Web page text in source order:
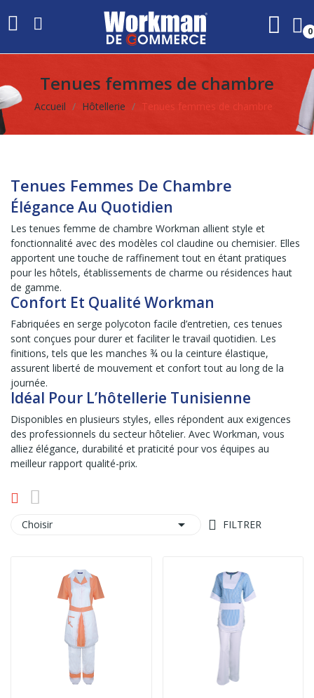
0
Tenues femmes de chambre
Accueil Hôtellerie Tenues femmes de chambre
Tenues Femmes De Chambre
Élégance Au Quotidien
Les tenues femme de chambre Workman allient style et
fonctionnalité avec des modèles col claudine ou chemisier. Elles
apportent une touche de raffinement tout en étant pratiques
pour les hôtels, établissements de charme ou résidences haut
de gamme.
Confort Et Qualité Workman
Fabriquées en serge polycoton facile d’entretien, ces tenues
sont conçues pour durer et faciliter le travail quotidien. Les
finitions, tels que les manches ¾ ou la ceinture élastique,
assurent liberté de mouvement et confort tout au long de la
journée.
Idéal Pour L’hôtellerie Tunisienne
Disponibles en plusieurs styles, elles répondent aux exigences
des professionnels du secteur hôtelier. Avec Workman, vous
alliez élégance, durabilité et praticité pour vos équipes au
meilleur rapport qualité-prix.
Choisir  FILTRER